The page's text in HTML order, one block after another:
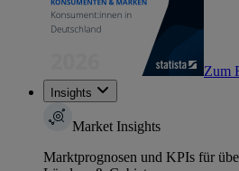
Zum
Insights
Market Insights
Marktprognosen und KPIs für